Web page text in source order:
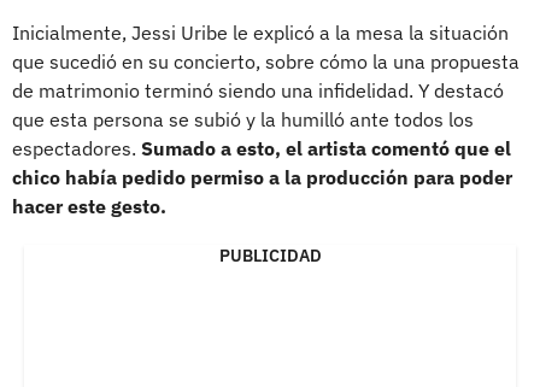
Inicialmente, Jessi Uribe le explicó a la mesa la situación
que sucedió en su concierto, sobre cómo la una propuesta
de matrimonio terminó siendo una infidelidad. Y destacó
que esta persona se subió y la humilló ante todos los
espectadores. Sumado a esto, el artista comentó que el
chico había pedido permiso a la producción para poder
hacer este gesto.
PUBLICIDAD